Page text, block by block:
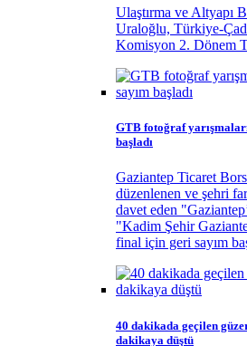
Ulaştırma ve Altyapı
Uraloğlu, Türkiye-
Komisyon 2. Dönem
GTB fotoğraf
başladı
Gaziantep Ticaret
düzenlenen ve şehri
davet eden
"Kadim Şehir
final için geri sayım
40 dakikada geçilen
dakikaya düştü